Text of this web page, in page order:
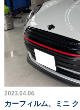
2023.04.06
カーフィルム、ミニ